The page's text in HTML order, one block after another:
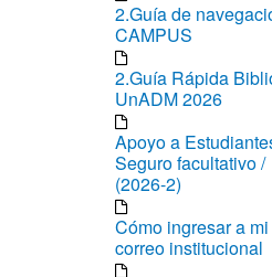
2.Guía de
CAMPUS
2.Guía Rápida
UnADM 2026
Apoyo a
Seguro facultativo /
(2026-2)
Cómo ingresar a mi
correo institucional